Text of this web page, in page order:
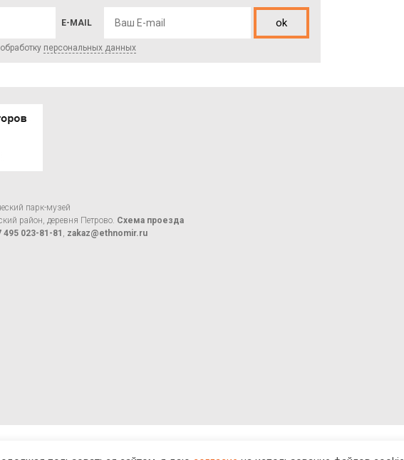
E-MAIL ok
персональных данных
парк-музей
район, деревня Петрово. Схема проезда
495 023-81-81 zakaz@ethnomir.ru